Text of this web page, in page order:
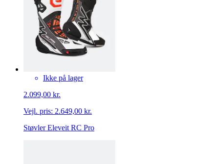
Ikke på lager
2.099,00 kr.
Vejl. pris: 2.649,00 kr.
Støvler Eleveit RC Pro